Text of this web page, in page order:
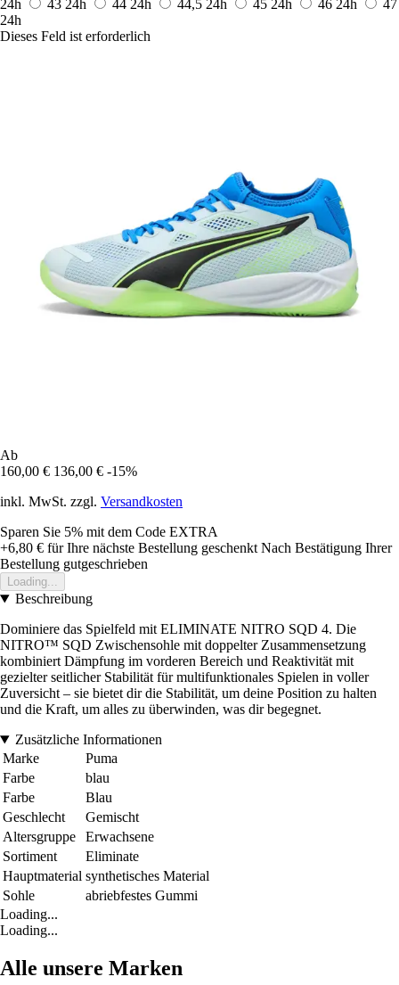
24h 43 24h 44 24h 44,5 24h 45 24h 46 24h
47
24h
Dieses Feld ist erforderlich
Ab
160,00 € 136,00 € -15%
inkl. MwSt. zzgl. Versandkosten
Sparen Sie 5% mit dem Code EXTRA
+6,80 € für Ihre nächste Bestellung geschenkt Nach Bestätigung Ihrer
Bestellung gutgeschrieben
Loading...
Beschreibung
Dominiere das Spielfeld mit ELIMINATE NITRO SQD 4. Die
NITRO™ SQD Zwischensohle mit doppelter Zusammensetzung
kombiniert Dämpfung im vorderen Bereich und Reaktivität mit
gezielter seitlicher Stabilität für multifunktionales Spielen in voller
Zuversicht – sie bietet dir die Stabilität, um deine Position zu halten
und die Kraft, um alles zu überwinden, was dir begegnet.
Zusätzliche Informationen
Marke
Puma
Farbe
blau
Farbe
Blau
Geschlecht
Gemischt
Altersgruppe
Erwachsene
Sortiment
Eliminate
Hauptmaterial synthetisches Material
Sohle
abriebfestes Gummi
Loading...
Loading...
Alle unsere Marken